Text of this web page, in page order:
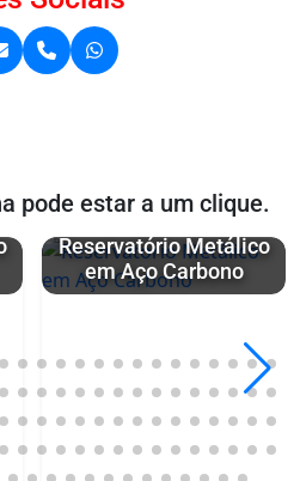
pode estar a um clique.
Reservatório Metálico
em Aço Carbono